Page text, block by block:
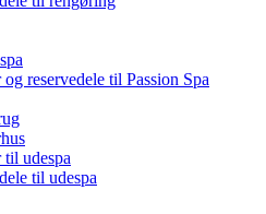
reservedele til Passion Spa
udespa
til udespa